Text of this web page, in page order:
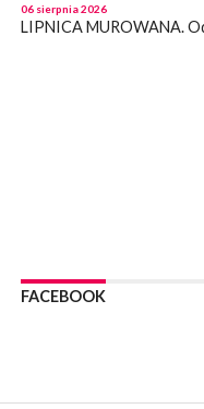
06 sierpnia 2026
LIPNICA MUROWANA.
Grzyba: Zenek Martyniuk i
FACEBOOK